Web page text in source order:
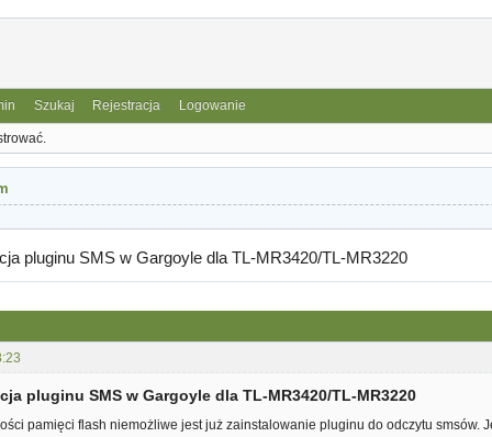
Szukaj Rejestracja Logowanie
pluginu SMS w Gargoyle dla TL-MR3420/TL-MR3220
pluginu SMS w Gargoyle dla TL-MR3420/TL-MR3220
pamięci flash niemożliwe jest już zainstalowanie pluginu do odczytu smsów.